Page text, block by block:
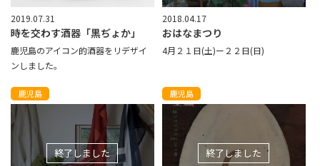
2019.07.31
時を交わす酒器「黒ぢょか」
鹿児島のアイコン的酒器をリデザイ
ンしました。
2018.04.17
おはなまつり
4月２１日(土)ー２２日(日)
鹿児島
終了しました
鹿児島
終了しました